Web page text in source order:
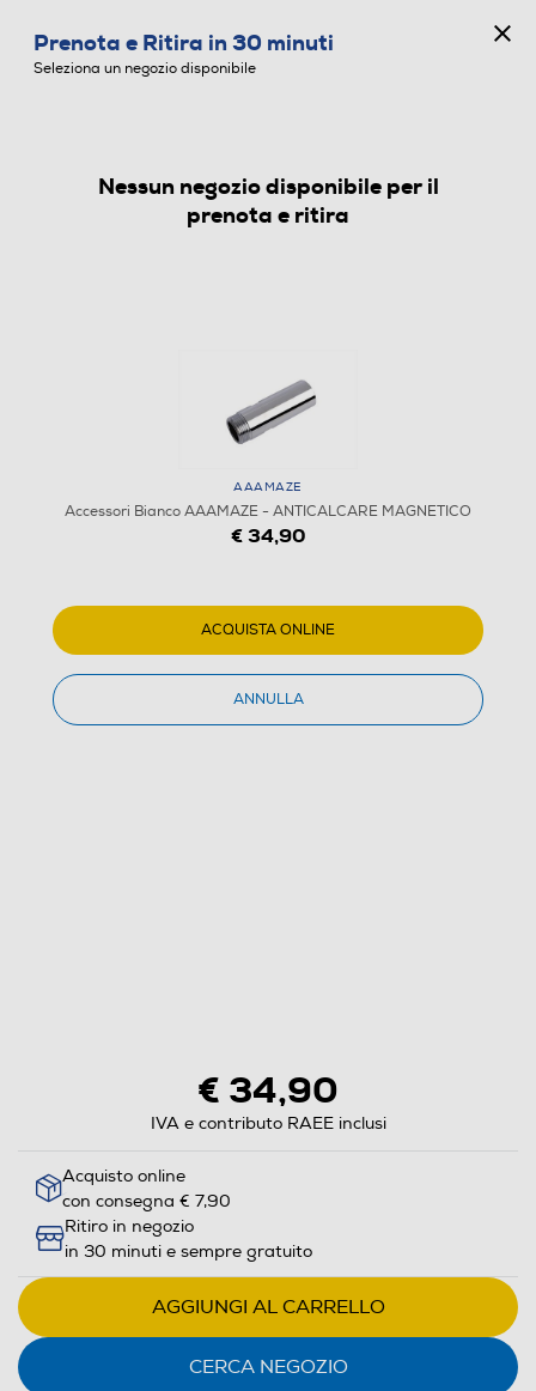
ACCESSORI BIANCO
€ 34,90
IVA e contributo RAEE inclusi
Acquisto online
con consegna € 7,90
Ritiro in negozio
in 30 minuti e sempre gratuito
AGGIUNGI AL CARRELLO
CERCA NEGOZIO
Prenota e Ritira in 30 minuti
Seleziona un negozio disponibile
Nessun negozio disponibile per il
prenota e ritira
AAAMAZE
Accessori Bianco AAAMAZE - ANTICALCARE MAGNETICO
€ 34,90
ACQUISTA ONLINE
ANNULLA